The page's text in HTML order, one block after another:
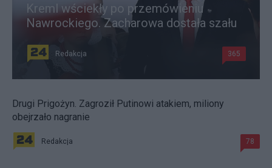
Kreml wściekły po przemówieniu
Nawrockiego. Zacharowa dostała szału
Redakcja 365
Drugi Prigożyn. Zagroził Putinowi atakiem, miliony
obejrzało nagranie
Redakcja 78